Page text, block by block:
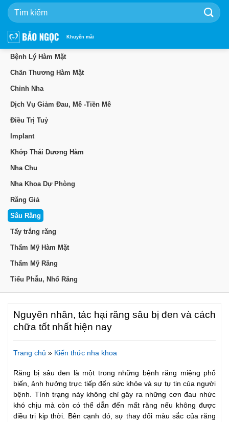
qua
dung
Khuyến mãi
Bệnh Lý Hàm Mặt
Chấn Thương Hàm Mặt
Chỉnh Nha
Dịch Vụ Giảm Đau, Mê -Tiền Mê
Điều Trị Tuỷ
Implant
Khớp Thái Dương Hàm
Nha Chu
Nha Khoa Dự Phòng
Răng Giả
Sâu Răng
Tẩy trắng răng
Thẩm Mỹ Hàm Mặt
Thẩm Mỹ Răng
Tiểu Phẫu, Nhổ Răng
Nguyên nhân, tác hại răng sâu bị đen và cách
chữa tốt nhất hiện nay
Trang chủ » Kiến thức nha khoa
Răng bị sâu đen là một trong những bệnh răng miệng phổ
biến, ảnh hưởng trực tiếp đến sức khỏe và sự tự tin của người
bệnh. Tình trạng này không chỉ gây ra những cơn đau nhức
khó chịu mà còn có thể dẫn đến mất răng nếu không được
điều trị kịp thời. Bên cạnh đó, sự thay đổi màu sắc của răng